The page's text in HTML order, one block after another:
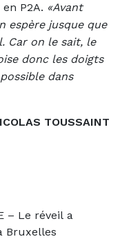
P2A. «Avant
espère jusque que
Car on le sait, le
donc les doigts
dans
TOUSSAINT
– Le réveil a
Bruxelles